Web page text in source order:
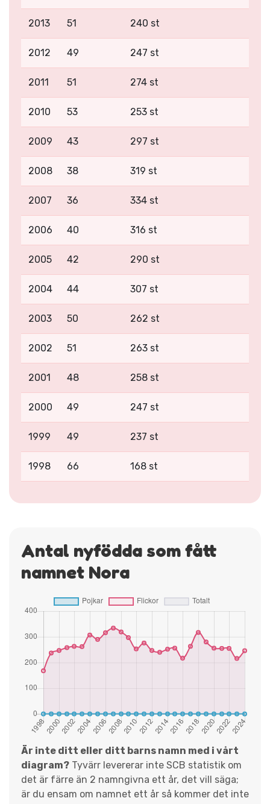
2013 51 240 st
2012 49 247 st
2011 51 274 st
2010 53 253 st
2009 43 297 st
2008 38 319 st
2007 36 334 st
2006 40 316 st
2005 42 290 st
2004 44 307 st
2003 50 262 st
2002 51 263 st
2001 48 258 st
2000 49 247 st
1999 49 237 st
1998 66 168 st
Antal nyfödda som fått
namnet Nora
Är inte ditt eller ditt barns namn med i vårt
diagram? Tyvärr levererar inte SCB statistik om
det är färre än 2 namngivna ett år, det vill säga;
är du ensam om namnet ett år så kommer det inte